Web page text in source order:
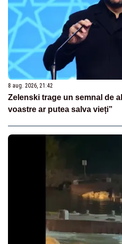
8 aug. 2026, 21:42
Zelenski trage un semnal de
voastre ar putea salva vieți”